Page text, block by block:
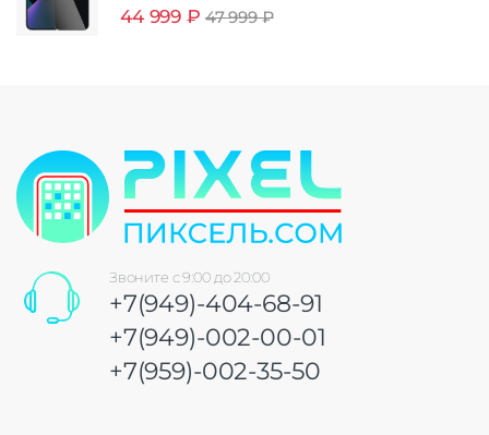
44 999 ₽ 47 999₽
Звоните с 9:00 до 20:00
+7(949)-404-68-91
+7(949)-002-00-01
+7(959)-002-35-50